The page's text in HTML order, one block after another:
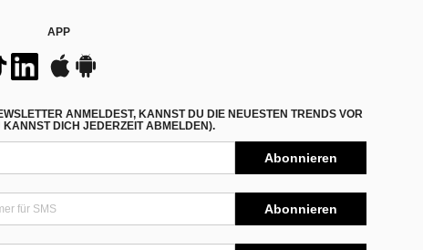
APP
ANMELDEST, KANNST DU DIE NEUESTEN TRENDS VOR
DICH JEDERZEIT ABMELDEN).
Abonnieren
Abonnieren